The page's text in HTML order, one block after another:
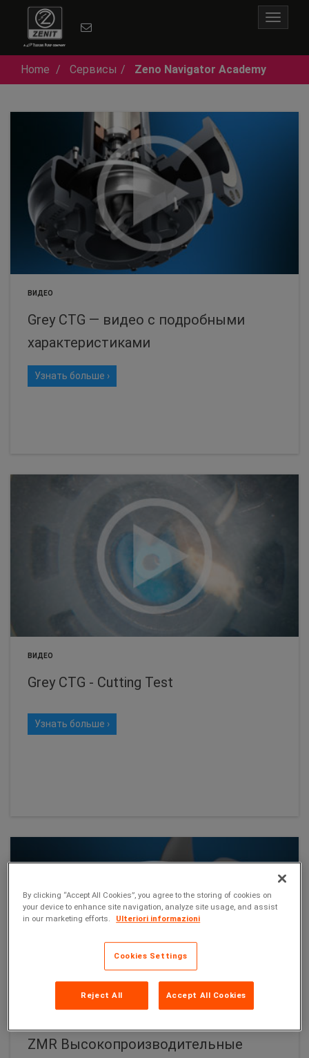
Toggle
Home Сервисы Zeno Navigator Academy
ВИДЕО
Grey CTG — видео с подробными
характеристиками
Узнать больше ›
ВИДЕО
Grey CTG - Cutting Test
Узнать больше ›
ZMR Высокопроизводительные
By clicking “Accept All Cookies”, you agree to the storing of cookies on
your device to enhance site navigation, analyze site usage, and assist
in our marketing efforts.
Ulteriori informazioni
Cookies Settings
Reject All Accept All Cookies